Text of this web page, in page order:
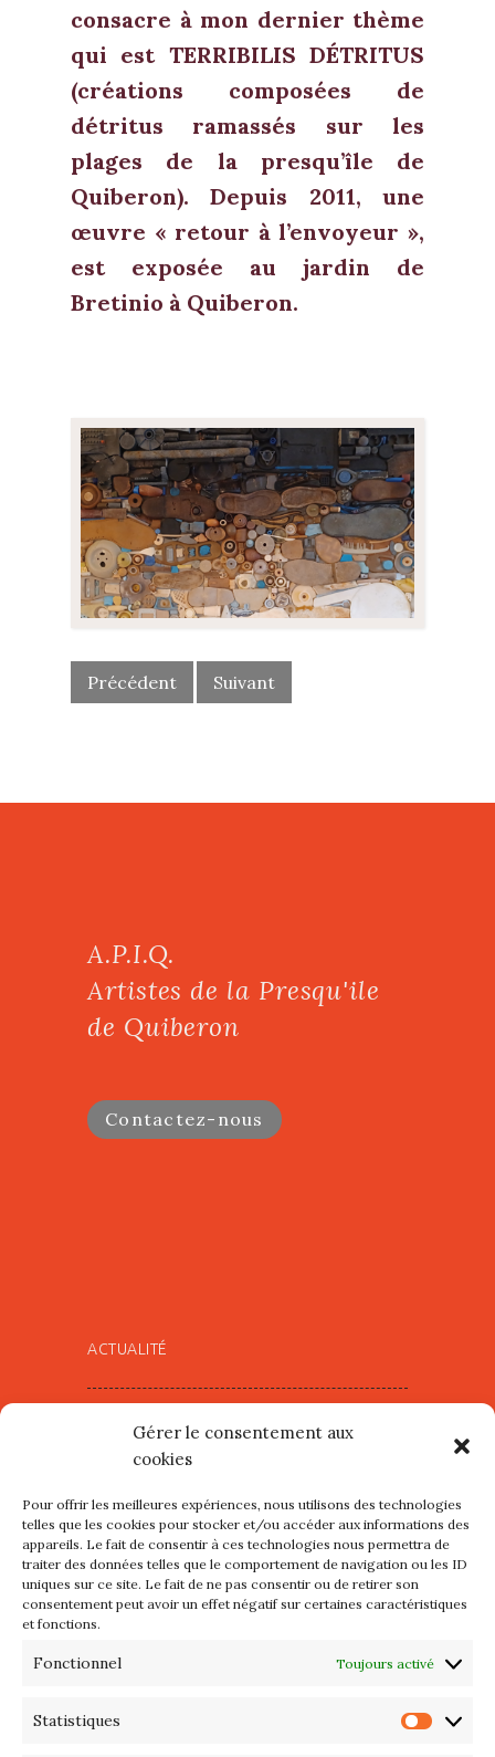
Gérer le consentement aux
cookies
Pour offrir les meilleures expériences, nous utilisons des technologies
telles que les cookies pour stocker et/ou accéder aux informations des
appareils. Le fait de consentir à ces technologies nous permettra de
traiter des données telles que le comportement de navigation ou les ID
uniques sur ce site. Le fait de ne pas consentir ou de retirer son
consentement peut avoir un effet négatif sur certaines caractéristiques
et fonctions.
Fonctionnel Toujours activé
Statistiques
consacre à mon dernier thème
qui est TERRIBILIS DÉTRITUS
(créations composées de
détritus ramassés sur les
plages de la presqu’île de
Quiberon). Depuis 2011, une
œuvre « retour à l’envoyeur »,
est exposée au jardin de
Bretinio à Quiberon.
NAVIGATION
Précédent Suivant
A.P.I.Q.
Artistes de la Presqu'ile
de Quiberon
Contactez-nous
ACTUALITÉ
mercredi 12 et jeudi 13 août
2026
Les petits formats du Port
d’Orange : Mercredi 22 juillet de
10h à 20h
L’APIQ fête ses 10 ans
2026 – Maison du Phare de